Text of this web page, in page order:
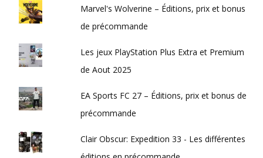
Marvel's Wolverine – Éditions, prix et bonus
de précommande
Les jeux PlayStation Plus Extra et Premium
de Aout 2025
EA Sports FC 27 – Éditions, prix et bonus de
précommande
Clair Obscur: Expedition 33 - Les différentes